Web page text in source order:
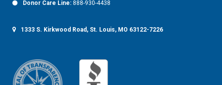
Donor Care Line: 888-930-4438
1333 S. Kirkwood Road, St. Louis, MO 63122-7226